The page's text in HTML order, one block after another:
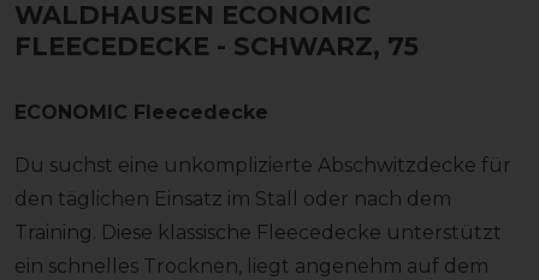
WALDHAUSEN ECONOMIC
FLEECEDECKE - SCHWARZ, 75
ECONOMIC Fleecedecke
Du suchst eine unkomplizierte Abschwitzdecke für
den täglichen Einsatz im Stall oder nach dem
Training. Diese klassische Fleecedecke unterstützt
ein schnelles Trocknen, liegt angenehm auf dem